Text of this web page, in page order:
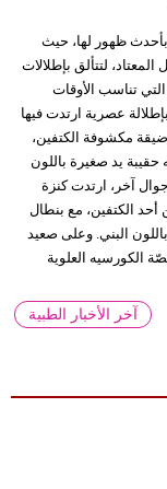
بأحدث ظهور لها، حيث
لتتألق بإطلالات
تناسب الأوقات
عصرية ارتدت فيها
مكشوفة الكتفين،
يد صغيرة باللون
آخر، ارتدت كنزة
الكتفين، مع بنطال
البني. وعلى صعيد
الكورسيه العلوية
آخر الأخبار الطبية